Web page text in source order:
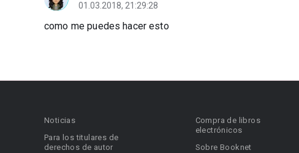
01.03.2018, 21:29:28
como me puedes hacer esto
Noticias
Para los titulares de
derechos de autor
Compra de libros
electrónicos
Sobre Booknet